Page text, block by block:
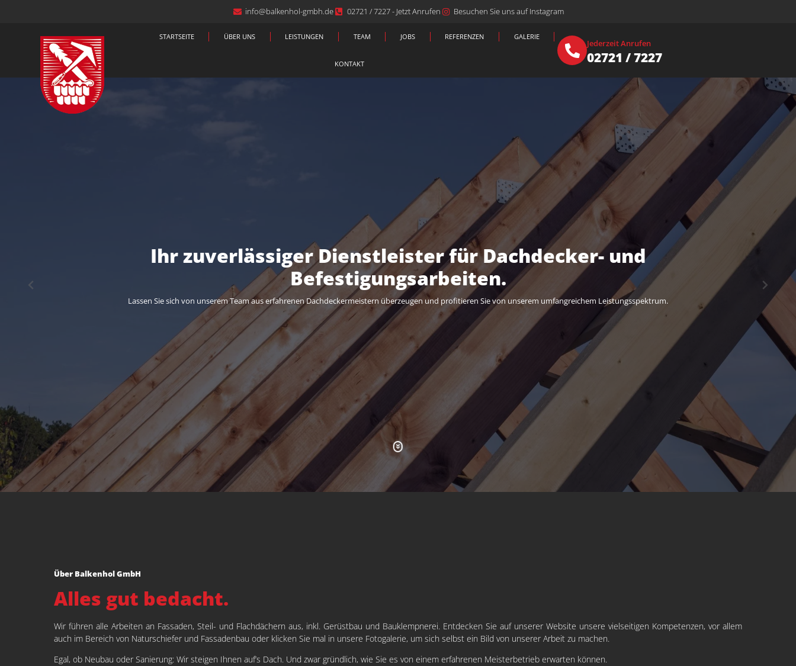
info@balkenhol-gmbh.de 02721 / 7227 - Jetzt Anrufen Besuchen Sie uns auf Instagram
STARTSEITE ÜBER UNS LEISTUNGEN TEAM JOBS REFERENZEN GALERIE
KONTAKT
Jederzeit Anrufen
02721 / 7227
Lassen Sie sich von unserem Team aus erfahrenen Dachdeckermeistern überzeugen und profitieren Sie von unserem umfangreichem Leistungsspektrum.
Dach- und Fassadendämmungen
Ob Neubau oder Sanierung, wir sind der richtige Ansprechpartner für alle Arbeiten an Ihrem Dach einschließlich Gerüstbau.
Über Balkenhol GmbH
Alles gut bedacht.
Wir führen alle Arbeiten an Fassaden, Steil- und Flachdächern aus, inkl. Gerüstbau und Bauklempnerei. Entdecken Sie auf unserer Website unsere vielseitigen Kompetenzen, vor allem
auch im Bereich von Naturschiefer und Fassadenbau oder klicken Sie mal in unsere Fotogalerie, um sich selbst ein Bild von unserer Arbeit zu machen.
Egal, ob Neubau oder Sanierung: Wir steigen Ihnen auf’s Dach. Und zwar gründlich, wie Sie es von einem erfahrenen Meisterbetrieb erwarten können.